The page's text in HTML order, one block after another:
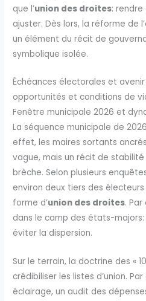
que l’union des droites:
ajuster. Dès lors, la réforme de
un élément du récit de
symbolique isolée.
Échéances électorales et
opportunités et conditions de
Fenêtre municipale 2026 et
La séquence municipale de
effet, les maires sortants
vague, mais un récit de
brèche. Selon plusieurs
environ deux tiers des
forme d’union des droites.
dans le camp des états-
éviter la dispersion.
Sur le terrain, la doctrine des «
crédibiliser les listes d’union.
éclairage, un audit des